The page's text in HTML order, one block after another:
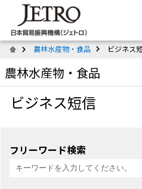
農林水産物・食品 ビジネス
農林水産物・食品
ビジネス短信
フリーワード検索